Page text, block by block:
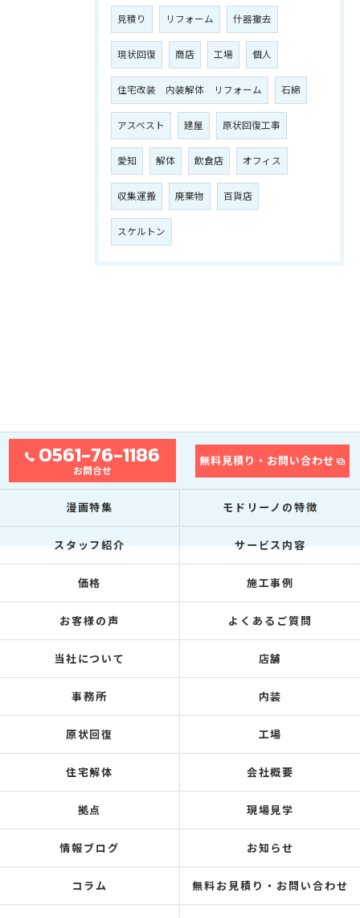
見積り リフォーム 什器撤去
現状回復 商店 工場 個人
住宅改装 内装解体 リフォーム 石綿
アスベスト 建屋 原状回復工事
愛知 解体 飲食店 オフィス
収集運搬 廃棄物 百貨店
スケルトン
0561-76-1186
お問合せ
無料見積り・お問い合わせ
漫画特集 モドリーノの特徴
スタッフ紹介 サービス内容
価格 施工事例
お客様の声 よくあるご質問
当社について 店舗
事務所 内装
原状回復 工場
住宅解体 会社概要
拠点 現場見学
情報ブログ お知らせ
コラム 無料お見積り・お問い合わせ